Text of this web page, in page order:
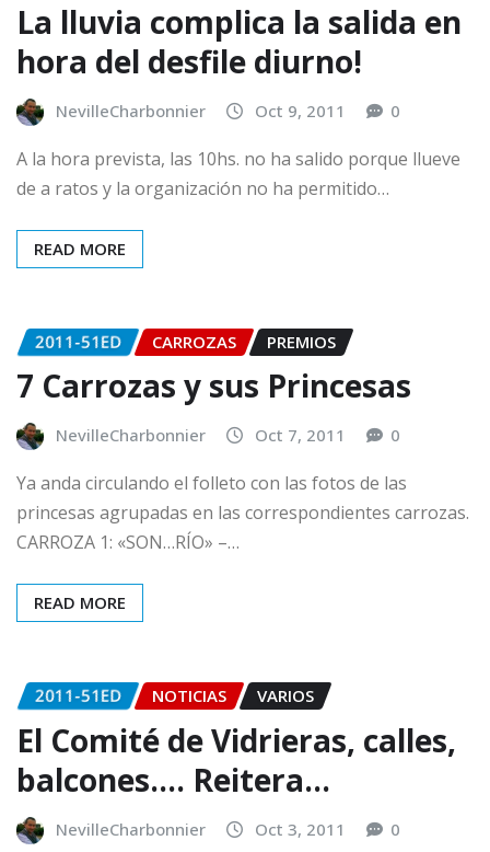
La lluvia complica la salida en
hora del desfile diurno!
NevilleCharbonnier Oct 9, 2011 0
A la hora prevista, las 10hs. no ha salido porque llueve
de a ratos y la organización no ha permitido…
READ MORE
2011-51ED CARROZAS PREMIOS
7 Carrozas y sus Princesas
NevilleCharbonnier Oct 7, 2011 0
Ya anda circulando el folleto con las fotos de las
princesas agrupadas en las correspondientes carrozas.
CARROZA 1: «SON…RÍO» –…
READ MORE
2011-51ED NOTICIAS VARIOS
El Comité de Vidrieras, calles,
balcones…. Reitera…
NevilleCharbonnier Oct 3, 2011 0